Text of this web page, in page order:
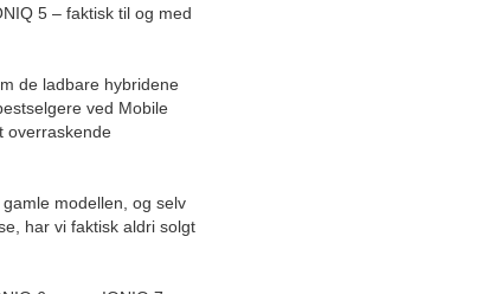
5 – faktisk til og med
de ladbare hybridene
ved Mobile
overraskende
modellen, og selv
har vi faktisk aldri solgt